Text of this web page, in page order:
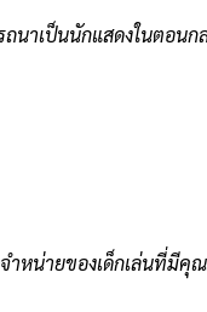
นาเป็นนักแสดงในตอ
ำหน่ายของเด็กเล่นที่